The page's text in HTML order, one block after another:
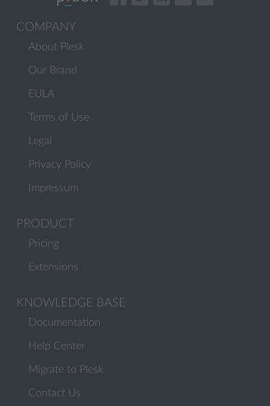
COMPANY
About Plesk
Our Brand
EULA
Terms of Use
Legal
Privacy Policy
Impressum
PRODUCT
Pricing
Extensions
KNOWLEDGE BASE
Documentation
Help Center
Migrate to Plesk
Contact Us